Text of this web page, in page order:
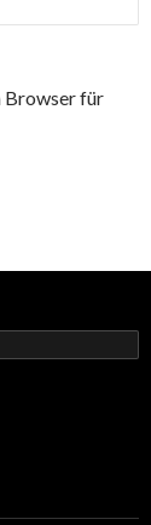
Browser für